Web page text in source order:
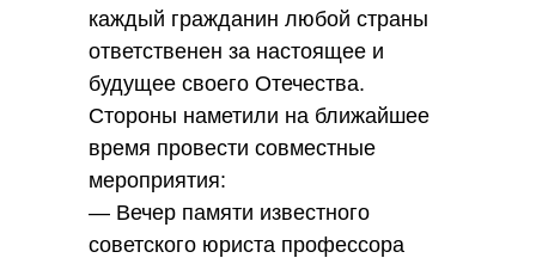
каждый гражданин любой страны
ответственен за настоящее и
будущее своего Отечества.
Стороны наметили на ближайшее
время провести совместные
мероприятия:
— Вечер памяти известного
советского юриста профессора